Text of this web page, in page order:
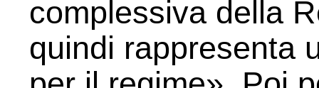
complessiva della
quindi rappresenta